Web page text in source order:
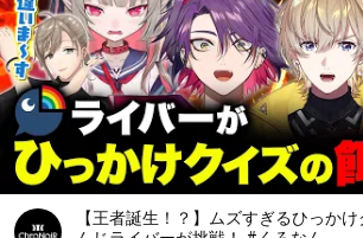
【王者誕生！？】ムズすぎるひっか